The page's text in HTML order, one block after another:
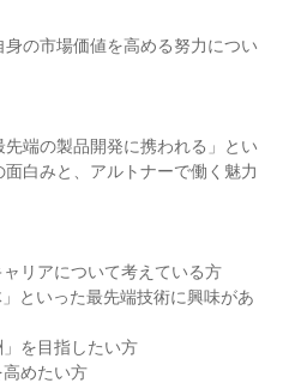
の市場価値を高める努力につい
先端の製品開発に携われる」とい
白みと、アルトナーで働く魅力
リアについて考えている方
といった最先端技術に興味があ
を目指したい方
めたい方